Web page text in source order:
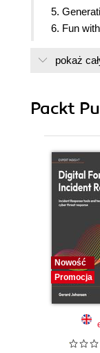
5.
6. Fun
8.
pokaż
Packt
Nowość
Promocja